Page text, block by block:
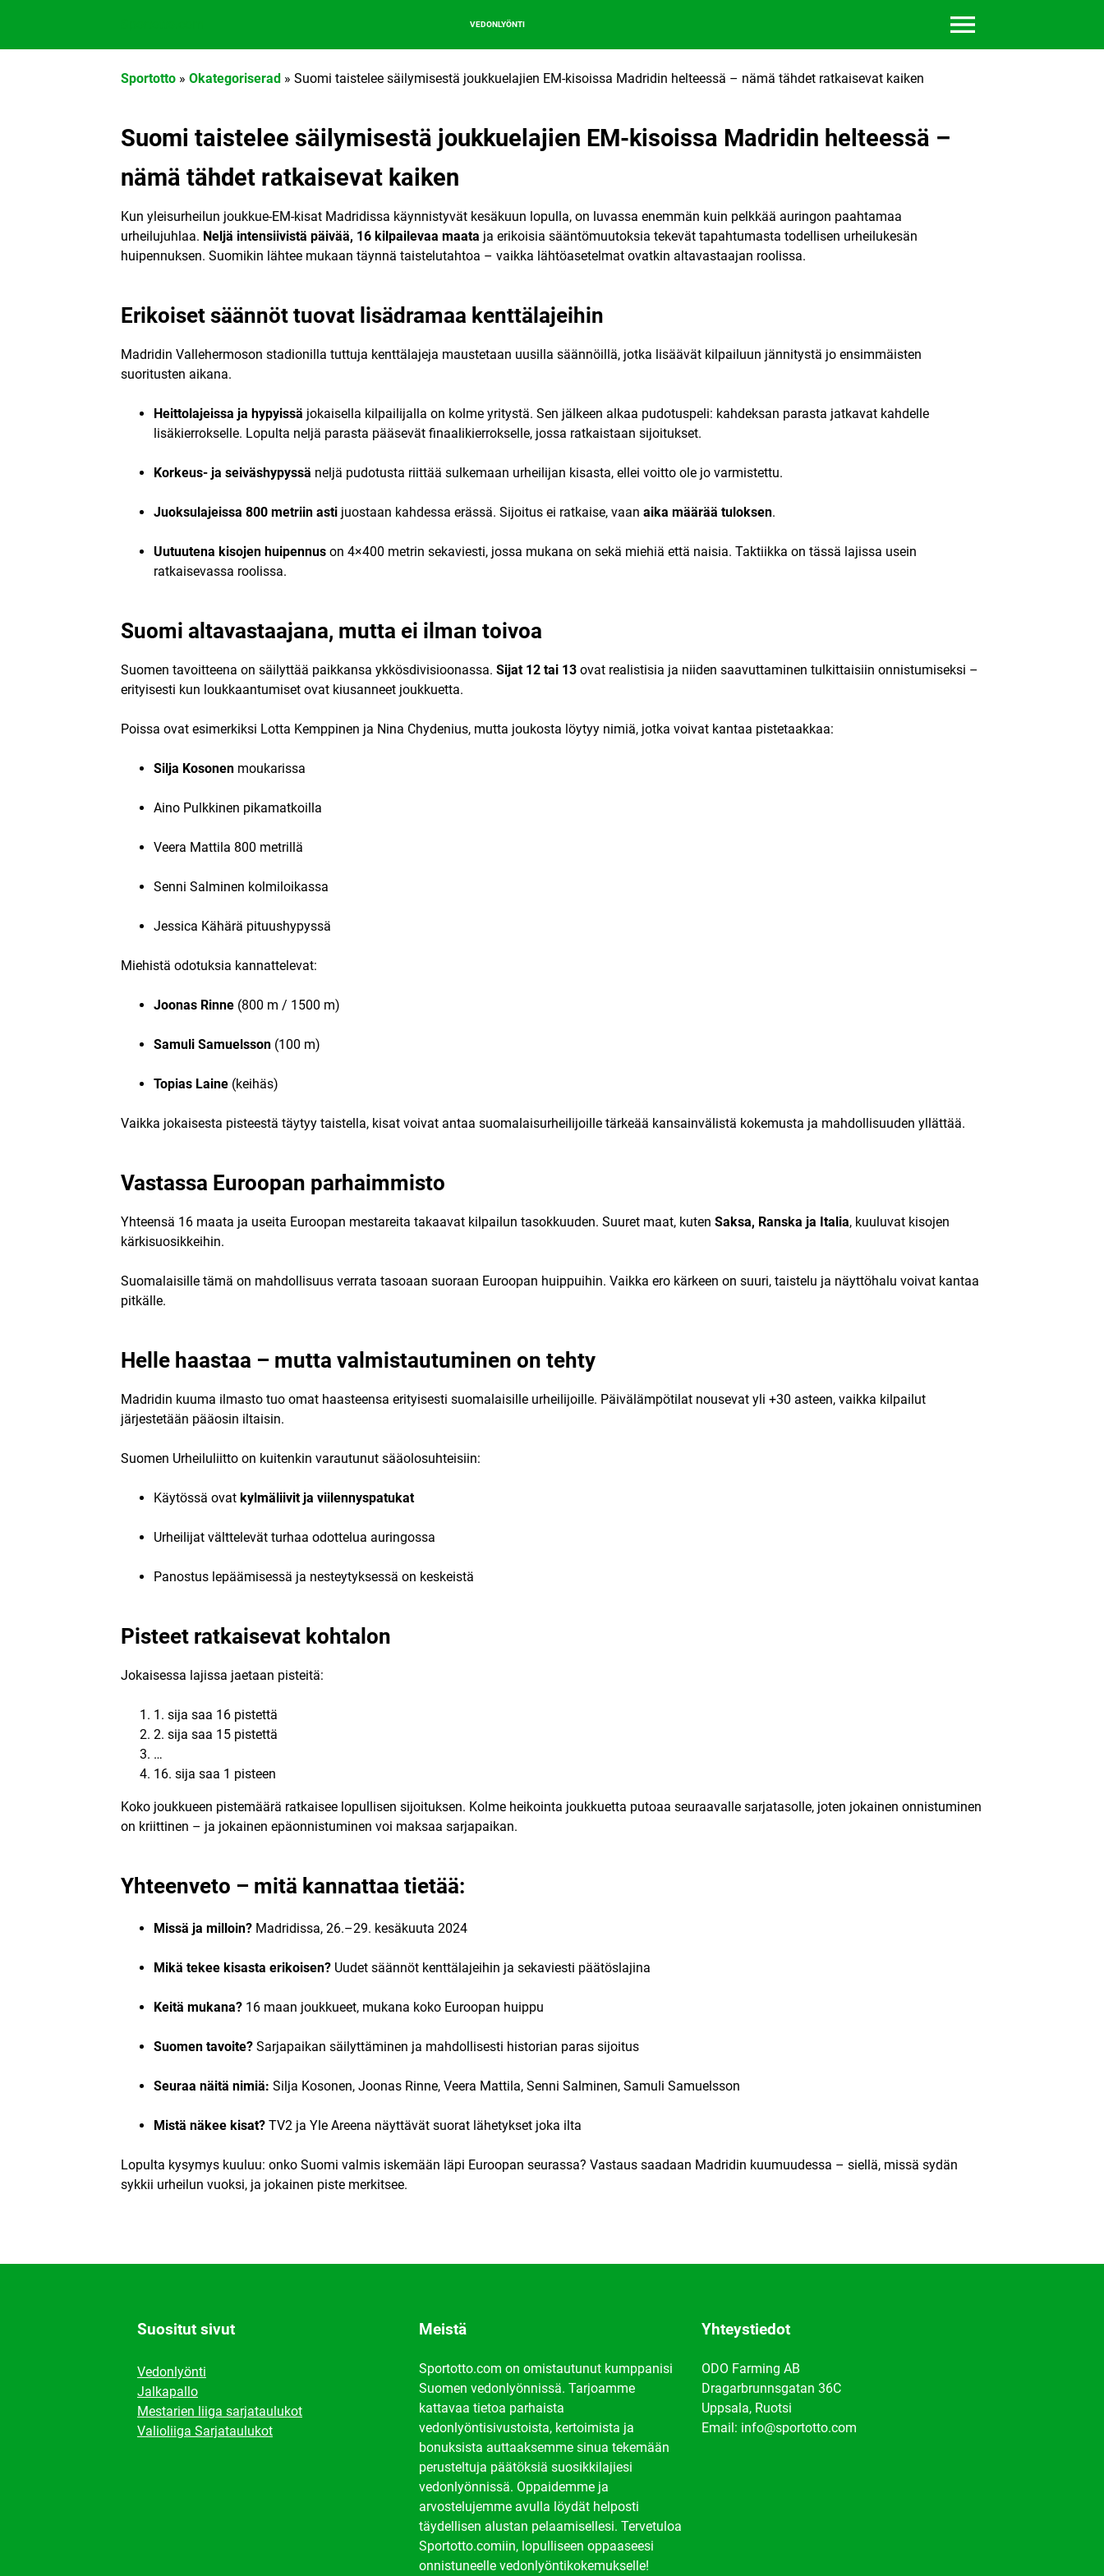
VEDONLYÖNTI
Sportotto » Okategoriserad » Suomi taistelee säilymisestä joukkuelajien EM-kisoissa Madridin helteessä – nämä tähdet ratkaisevat kaiken
Suomi taistelee säilymisestä joukkuelajien EM-kisoissa Madridin helteessä –
nämä tähdet ratkaisevat kaiken
Kun yleisurheilun joukkue-EM-kisat Madridissa käynnistyvät kesäkuun lopulla, on luvassa enemmän kuin pelkkää auringon paahtamaa
urheilujuhlaa. Neljä intensiivistä päivää, 16 kilpailevaa maata ja erikoisia sääntömuutoksia tekevät tapahtumasta todellisen urheilukesän
huipennuksen. Suomikin lähtee mukaan täynnä taistelutahtoa – vaikka lähtöasetelmat ovatkin altavastaajan roolissa.
Erikoiset säännöt tuovat lisädramaa kenttälajeihin
Madridin Vallehermoson stadionilla tuttuja kenttälajeja maustetaan uusilla säännöillä, jotka lisäävät kilpailuun jännitystä jo ensimmäisten
suoritusten aikana.
Heittolajeissa ja hypyissä jokaisella kilpailijalla on kolme yritystä. Sen jälkeen alkaa pudotuspeli: kahdeksan parasta jatkavat kahdelle
lisäkierrokselle. Lopulta neljä parasta pääsevät finaalikierrokselle, jossa ratkaistaan sijoitukset.
Korkeus- ja seiväshypyssä neljä pudotusta riittää sulkemaan urheilijan kisasta, ellei voitto ole jo varmistettu.
Juoksulajeissa 800 metriin asti juostaan kahdessa erässä. Sijoitus ei ratkaise, vaan aika määrää tuloksen.
Uutuutena kisojen huipennus on 4×400 metrin sekaviesti, jossa mukana on sekä miehiä että naisia. Taktiikka on tässä lajissa usein
ratkaisevassa roolissa.
Suomi altavastaajana, mutta ei ilman toivoa
Suomen tavoitteena on säilyttää paikkansa ykkösdivisioonassa. Sijat 12 tai 13 ovat realistisia ja niiden saavuttaminen tulkittaisiin onnistumiseksi –
erityisesti kun loukkaantumiset ovat kiusanneet joukkuetta.
Poissa ovat esimerkiksi Lotta Kemppinen ja Nina Chydenius, mutta joukosta löytyy nimiä, jotka voivat kantaa pistetaakkaa:
Silja Kosonen moukarissa
Aino Pulkkinen pikamatkoilla
Veera Mattila 800 metrillä
Senni Salminen kolmiloikassa
Jessica Kähärä pituushypyssä
Miehistä odotuksia kannattelevat:
Joonas Rinne (800 m / 1500 m)
Samuli Samuelsson (100 m)
Topias Laine (keihäs)
Vaikka jokaisesta pisteestä täytyy taistella, kisat voivat antaa suomalaisurheilijoille tärkeää kansainvälistä kokemusta ja mahdollisuuden yllättää.
Vastassa Euroopan parhaimmisto
Yhteensä 16 maata ja useita Euroopan mestareita takaavat kilpailun tasokkuuden. Suuret maat, kuten Saksa, Ranska ja Italia, kuuluvat kisojen
kärkisuosikkeihin.
Suomalaisille tämä on mahdollisuus verrata tasoaan suoraan Euroopan huippuihin. Vaikka ero kärkeen on suuri, taistelu ja näyttöhalu voivat kantaa
pitkälle.
Helle haastaa – mutta valmistautuminen on tehty
Madridin kuuma ilmasto tuo omat haasteensa erityisesti suomalaisille urheilijoille. Päivälämpötilat nousevat yli +30 asteen, vaikka kilpailut
järjestetään pääosin iltaisin.
Suomen Urheiluliitto on kuitenkin varautunut sääolosuhteisiin:
Käytössä ovat kylmäliivit ja viilennyspatukat
Urheilijat välttelevät turhaa odottelua auringossa
Panostus lepäämisessä ja nesteytyksessä on keskeistä
Pisteet ratkaisevat kohtalon
Jokaisessa lajissa jaetaan pisteitä:
1. sija saa 16 pistettä
2. sija saa 15 pistettä
…
16. sija saa 1 pisteen
Koko joukkueen pistemäärä ratkaisee lopullisen sijoituksen. Kolme heikointa joukkuetta putoaa seuraavalle sarjatasolle, joten jokainen onnistuminen
on kriittinen – ja jokainen epäonnistuminen voi maksaa sarjapaikan.
Yhteenveto – mitä kannattaa tietää:
Missä ja milloin? Madridissa, 26.–29. kesäkuuta 2024
Mikä tekee kisasta erikoisen? Uudet säännöt kenttälajeihin ja sekaviesti päätöslajina
Keitä mukana? 16 maan joukkueet, mukana koko Euroopan huippu
Suomen tavoite? Sarjapaikan säilyttäminen ja mahdollisesti historian paras sijoitus
Seuraa näitä nimiä: Silja Kosonen, Joonas Rinne, Veera Mattila, Senni Salminen, Samuli Samuelsson
Mistä näkee kisat? TV2 ja Yle Areena näyttävät suorat lähetykset joka ilta
Lopulta kysymys kuuluu: onko Suomi valmis iskemään läpi Euroopan seurassa? Vastaus saadaan Madridin kuumuudessa – siellä, missä sydän
sykkii urheilun vuoksi, ja jokainen piste merkitsee.
Suositut sivut
Vedonlyönti
Jalkapallo
Mestarien liiga sarjataulukot
Valioliiga Sarjataulukot
Meistä
Sportotto.com on omistautunut kumppanisi
Suomen vedonlyönnissä. Tarjoamme
kattavaa tietoa parhaista
vedonlyöntisivustoista, kertoimista ja
bonuksista auttaaksemme sinua tekemään
perusteltuja päätöksiä suosikkilajiesi
vedonlyönnissä. Oppaidemme ja
arvostelujemme avulla löydät helposti
täydellisen alustan pelaamisellesi. Tervetuloa
Sportotto.comiin, lopulliseen oppaaseesi
onnistuneelle vedonlyöntikokemukselle!
Yhteystiedot
ODO Farming AB
Dragarbrunnsgatan 36C
Uppsala, Ruotsi
Email: info@sportotto.com